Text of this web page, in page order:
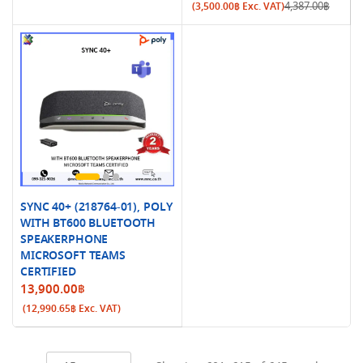
4,387.00฿
price
was:
price
is:
(3,500.00฿Exc. VAT)
SYNC 40+ (218764-01), POLY
WITH BT600 BLUETOOTH
SPEAKERPHONE
MICROSOFT TEAMS
CERTIFIED
13,900.00฿
(12,990.65฿ Exc. VAT)